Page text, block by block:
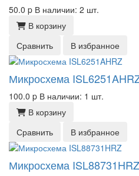
50.0 p В наличии: 2 шт.
В корзину
Сравнить
В избранное
Микросхема
100.0 p В наличии: 1 шт.
В корзину
Сравнить
В избранное
Микросхема ISL88731HRZ